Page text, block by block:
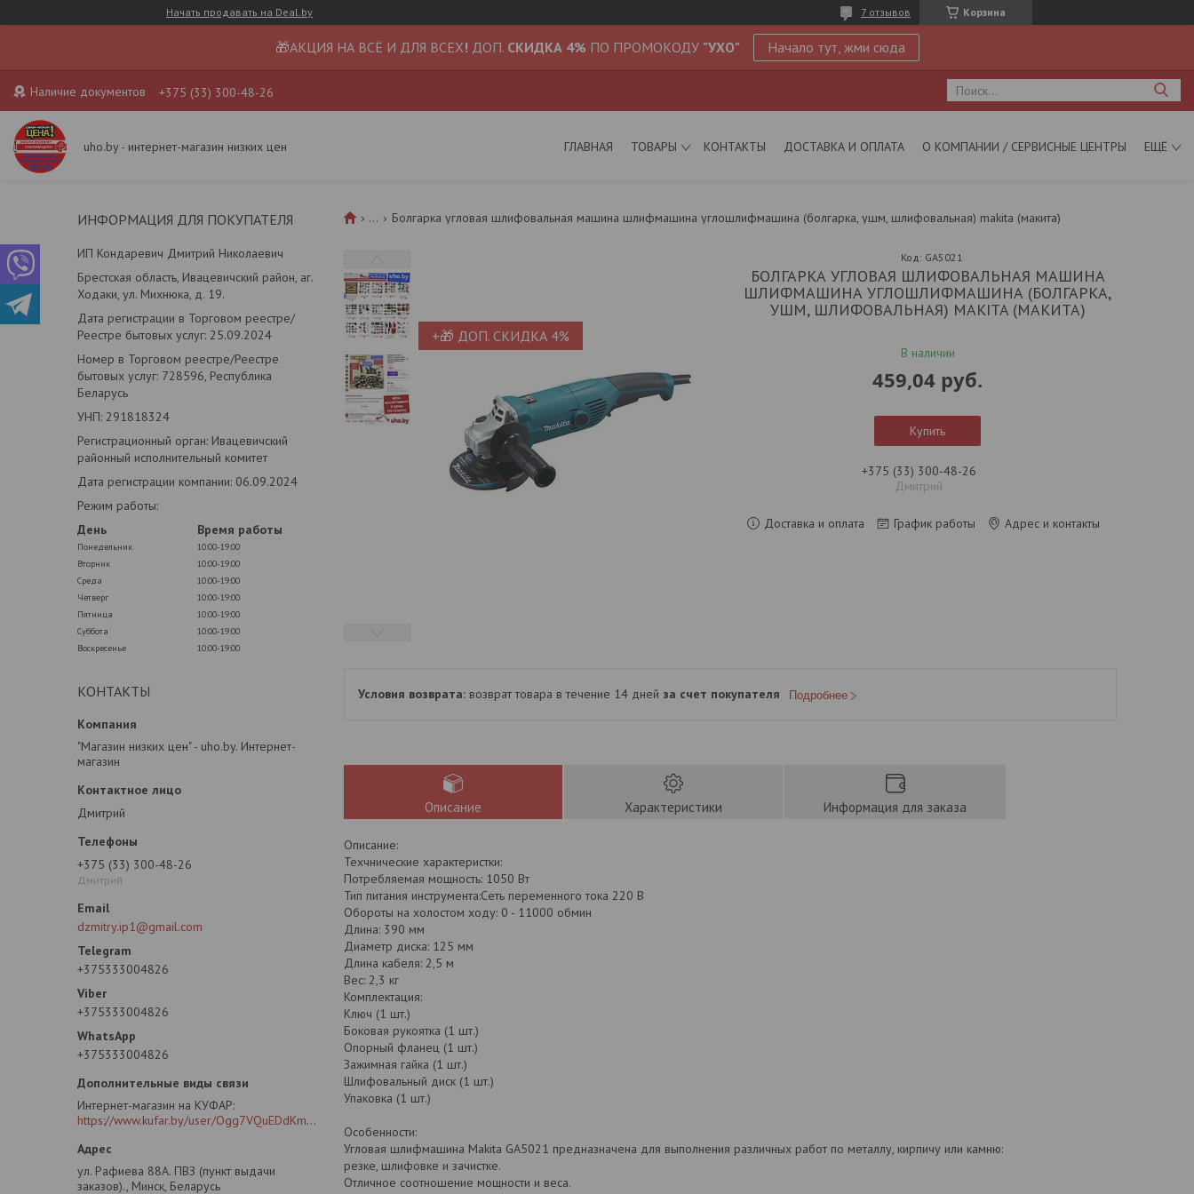
Начать продавать на Deal.by Корзина
7 отзывов
🎁АКЦИЯ НА ВСЁ И ДЛЯ ВСЕХ! ДОП. СКИДКА 4% ПО ПРОМОКОДУ "УХО" Начало тут, жми сюда
Наличие документов +375 (33) 300-48-26
uho.by - интернет-магазин низких цен ГЛАВНАЯ ТОВАРЫ КОНТАКТЫ ДОСТАВКА И ОПЛАТА О КОМПАНИИ / СЕРВИСНЫЕ ЦЕНТРЫ ЕЩЁ
ИНФОРМАЦИЯ ДЛЯ ПОКУПАТЕЛЯ
ИП Кондаревич Дмитрий Николаевич
Брестская область, Ивацевичский район, аг.
Ходаки, ул. Михнюка, д. 19.
Дата регистрации в Торговом реестре/
Реестре бытовых услуг: 25.09.2024
Номер в Торговом реестре/Реестре
бытовых услуг: 728596, Республика
Беларусь
УНП: 291818324
Регистрационный орган: Ивацевичский
районный исполнительный комитет
Дата регистрации компании: 06.09.2024
Режим работы:
День
Время работы
Понедельник
10:00-19:00
Вторник
10:00-19:00
Среда
10:00-19:00
Четверг
10:00-19:00
Пятница
10:00-19:00
Суббота
10:00-19:00
Воскресенье
10:00-19:00
КОНТАКТЫ
"Магазин низких цен" - uho.by. Интернет-
магазин
Дмитрий
+375 (33) 300-48-26
Дмитрий
dzmitry.ip1@gmail.com
+375333004826
+375333004826
+375333004826
Интернет-магазин на КУФАР
https://www.kufar.by/user/Ogg7VQuEDdKm2oG4CLB6SIY?previousUrl=https%3A%2F%2Fwww.kufar.by%2Fitem%2F1073355778&widgetPosition=lower
ул. Рафиева 88А. ПВЗ (пункт выдачи
заказов)., Минск, Беларусь
... Болгарка угловая шлифовальная машина шлифмашина углошлифмашина (болгарка, ушм, шлифовальная) makita (макита)
+🎁 ДОП. СКИДКА 4%
БОЛГАРКА УГЛОВАЯ ШЛИФОВАЛЬНАЯ МАШИНА
ШЛИФМАШИНА УГЛОШЛИФМАШИНА (БОЛГАРКА,
УШМ, ШЛИФОВАЛЬНАЯ) MAKITA (МАКИТА)
В наличии
Код: GA5021
459,04 руб.
Купить
+375 (33) 300-48-26
Дмитрий
Доставка и оплата График работы Адрес и контакты
возврат товара в течение 14 дней за счет покупателя Подробнее
Описание Характеристики Информация для заказа
Описание:
Техчнические характеристки:
Потребляемая мощность: 1050 Вт
Тип питания инструмента:Сеть переменного тока 220 В
Обороты на холостом ходу: 0 - 11000 обмин
Длина: 390 мм
Диаметр диска: 125 мм
Длина кабеля: 2,5 м
Вес: 2,3 кг
Комплектация:
Ключ (1 шт.)
Боковая рукоятка (1 шт.)
Опорный фланец (1 шт.)
Зажимная гайка (1 шт.)
Шлифовальный диск (1 шт.)
Упаковка (1 шт.)
Особенности:
Угловая шлифмашина Makita GA5021 предназначена для выполнения различных работ по металлу, кирпичу или камню:
резке, шлифовке и зачистке.
Отличное соотношение мощности и веса.